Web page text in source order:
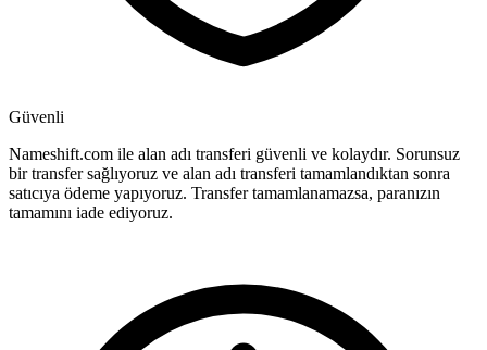
Güvenli
Nameshift.com ile alan adı transferi güvenli ve kolaydır. Sorunsuz
bir transfer sağlıyoruz ve alan adı transferi tamamlandıktan sonra
satıcıya ödeme yapıyoruz. Transfer tamamlanamazsa, paranızın
tamamını iade ediyoruz.